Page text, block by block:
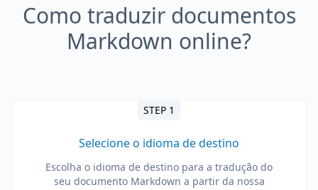
Como traduzir documentos
Markdown online?
STEP 1
Selecione o idioma de destino
Escolha o idioma de destino para a tradução do
seu documento Markdown a partir da nossa